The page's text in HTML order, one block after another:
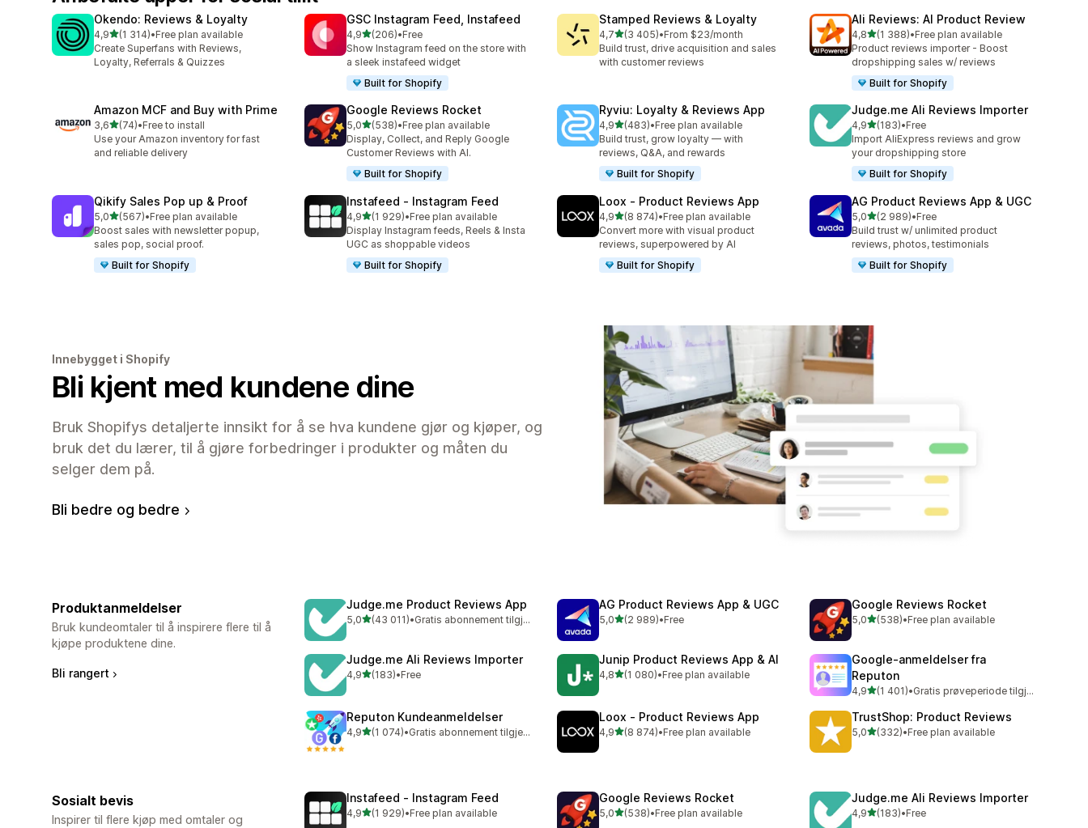
Okendo: Reviews & Loyalty
4,9av 5 stjerner
(1 314)
Totalt 1314 omtaler
•Free plan available
Create Superfans with Reviews,
Loyalty, Referrals & Quizzes
GSC Instagram Feed, Instafeed
4,9av 5 stjerner
(206)
Totalt 206 omtaler
•Free
Show Instagram feed on the store with
a sleek instafeed widget
Built for Shopify
Stamped Reviews & Loyalty
4,7av 5 stjerner
(3 405)
Totalt 3405 omtaler
•From $23/month
Build trust, drive acquisition and sales
with customer reviews
Ali Reviews: AI Product Review
4,8av 5 stjerner
(1 388)
Totalt 1388 omtaler
•Free plan available
Product reviews importer - Boost
dropshipping sales w/ reviews
Built for Shopify
Amazon MCF and Buy with Prime
3,6av 5 stjerner
(74)
Totalt 74 omtaler
•Free to install
Use your Amazon inventory for fast
and reliable delivery
Google Reviews Rocket
5,0av 5 stjerner
(538)
Totalt 538 omtaler
•Free plan available
Display, Collect, and Reply Google
Customer Reviews with AI.
Built for Shopify
Ryviu: Loyalty & Reviews App
4,9av 5 stjerner
(483)
Totalt 483 omtaler
•Free plan available
Build trust, grow loyalty — with
reviews, Q&A, and rewards
Built for Shopify
Judge.me Ali Reviews Importer
4,9av 5 stjerner
(183)
Totalt 183 omtaler
•Free
Import AliExpress reviews and grow
your dropshipping store
Built for Shopify
Qikify Sales Pop up & Proof
5,0av 5 stjerner
(567)
Totalt 567 omtaler
•Free plan available
Boost sales with newsletter popup,
sales pop, social proof.
Built for Shopify
Instafeed ‑ Instagram Feed
4,9av 5 stjerner
(1 929)
Totalt 1929 omtaler
•Free plan available
Display Instagram feeds, Reels & Insta
UGC as shoppable videos
Built for Shopify
Loox ‑ Product Reviews App
4,9av 5 stjerner
(8 874)
Totalt 8874 omtaler
•Free plan available
Convert more with visual product
reviews, superpowered by AI
Built for Shopify
AG Product Reviews App & UGC
5,0av 5 stjerner
(2 989)
Totalt 2989 omtaler
•Free
Build trust w/ unlimited product
reviews, photos, testimonials
Built for Shopify
Innebygget i Shopify
Bli kjent med kundene dine
Bruk Shopifys detaljerte innsikt for å se hva kundene gjør og kjøper, og
bruk det du lærer, til å gjøre forbedringer i produkter og måten du
selger dem på.
Bli bedre og bedre
Produktanmeldelser
Bruk kundeomtaler til å inspirere flere til å
kjøpe produktene dine.
Bli rangert
Judge.me Product Reviews App
5,0av 5 stjerner
(43 011)
Totalt 43011 omtaler
• Gratis abonnement tilgjengelig
AG Product Reviews App & UGC
5,0av 5 stjerner
(2 989)
Totalt 2989 omtaler
•Free
Google Reviews Rocket
5,0av 5 stjerner
(538)
Totalt 538 omtaler
•Free plan available
Judge.me Ali Reviews Importer
4,9av 5 stjerner
(183)
Totalt 183 omtaler
•Free
Junip Product Reviews App & AI
4,8av 5 stjerner
(1 080)
Totalt 1080 omtaler
•Free plan available
Google‑anmeldelser fra
Reputon
4,9av 5 stjerner
(1 401)
Totalt 1401 omtaler
• Gratis prøveperiode tilgjengelig
Reputon Kundeanmeldelser
4,9av 5 stjerner
(1 074)
Totalt 1074 omtaler
• Gratis abonnement tilgjengelig
Loox ‑ Product Reviews App
4,9av 5 stjerner
(8 874)
Totalt 8874 omtaler
•Free plan available
TrustShop: Product Reviews
5,0av 5 stjerner
(332)
Totalt 332 omtaler
•Free plan available
Sosialt bevis
Inspirer til flere kjøp med omtaler og
Instafeed ‑ Instagram Feed
4,9av 5 stjerner
(1 929)
Totalt 1929 omtaler
•Free plan available
Google Reviews Rocket
5,0av 5 stjerner
(538)
Totalt 538 omtaler
•Free plan available
Judge.me Ali Reviews Importer
4,9av 5 stjerner
(183)
Totalt 183 omtaler
•Free